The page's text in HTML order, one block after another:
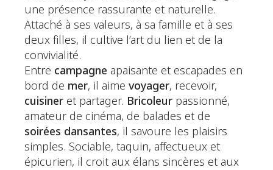
une présence rassurante et naturelle.
Attaché à ses valeurs, à sa famille et à ses
deux filles, il cultive l’art du lien et de la
convivialité.
Entre campagne apaisante et escapades en
bord de mer, il aime voyager, recevoir,
cuisiner et partager. Bricoleur passionné,
amateur de cinéma, de balades et de
soirées dansantes, il savoure les plaisirs
simples. Sociable, taquin, affectueux et
épicurien, il croit aux élans sincères et aux